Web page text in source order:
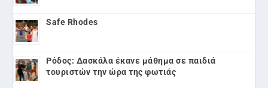
Safe Rhodes
Ρόδος: Δασκάλα έκανε μάθημα σε παιδιά
τουριστών την ώρα της φωτιάς